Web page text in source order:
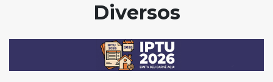
Diversos